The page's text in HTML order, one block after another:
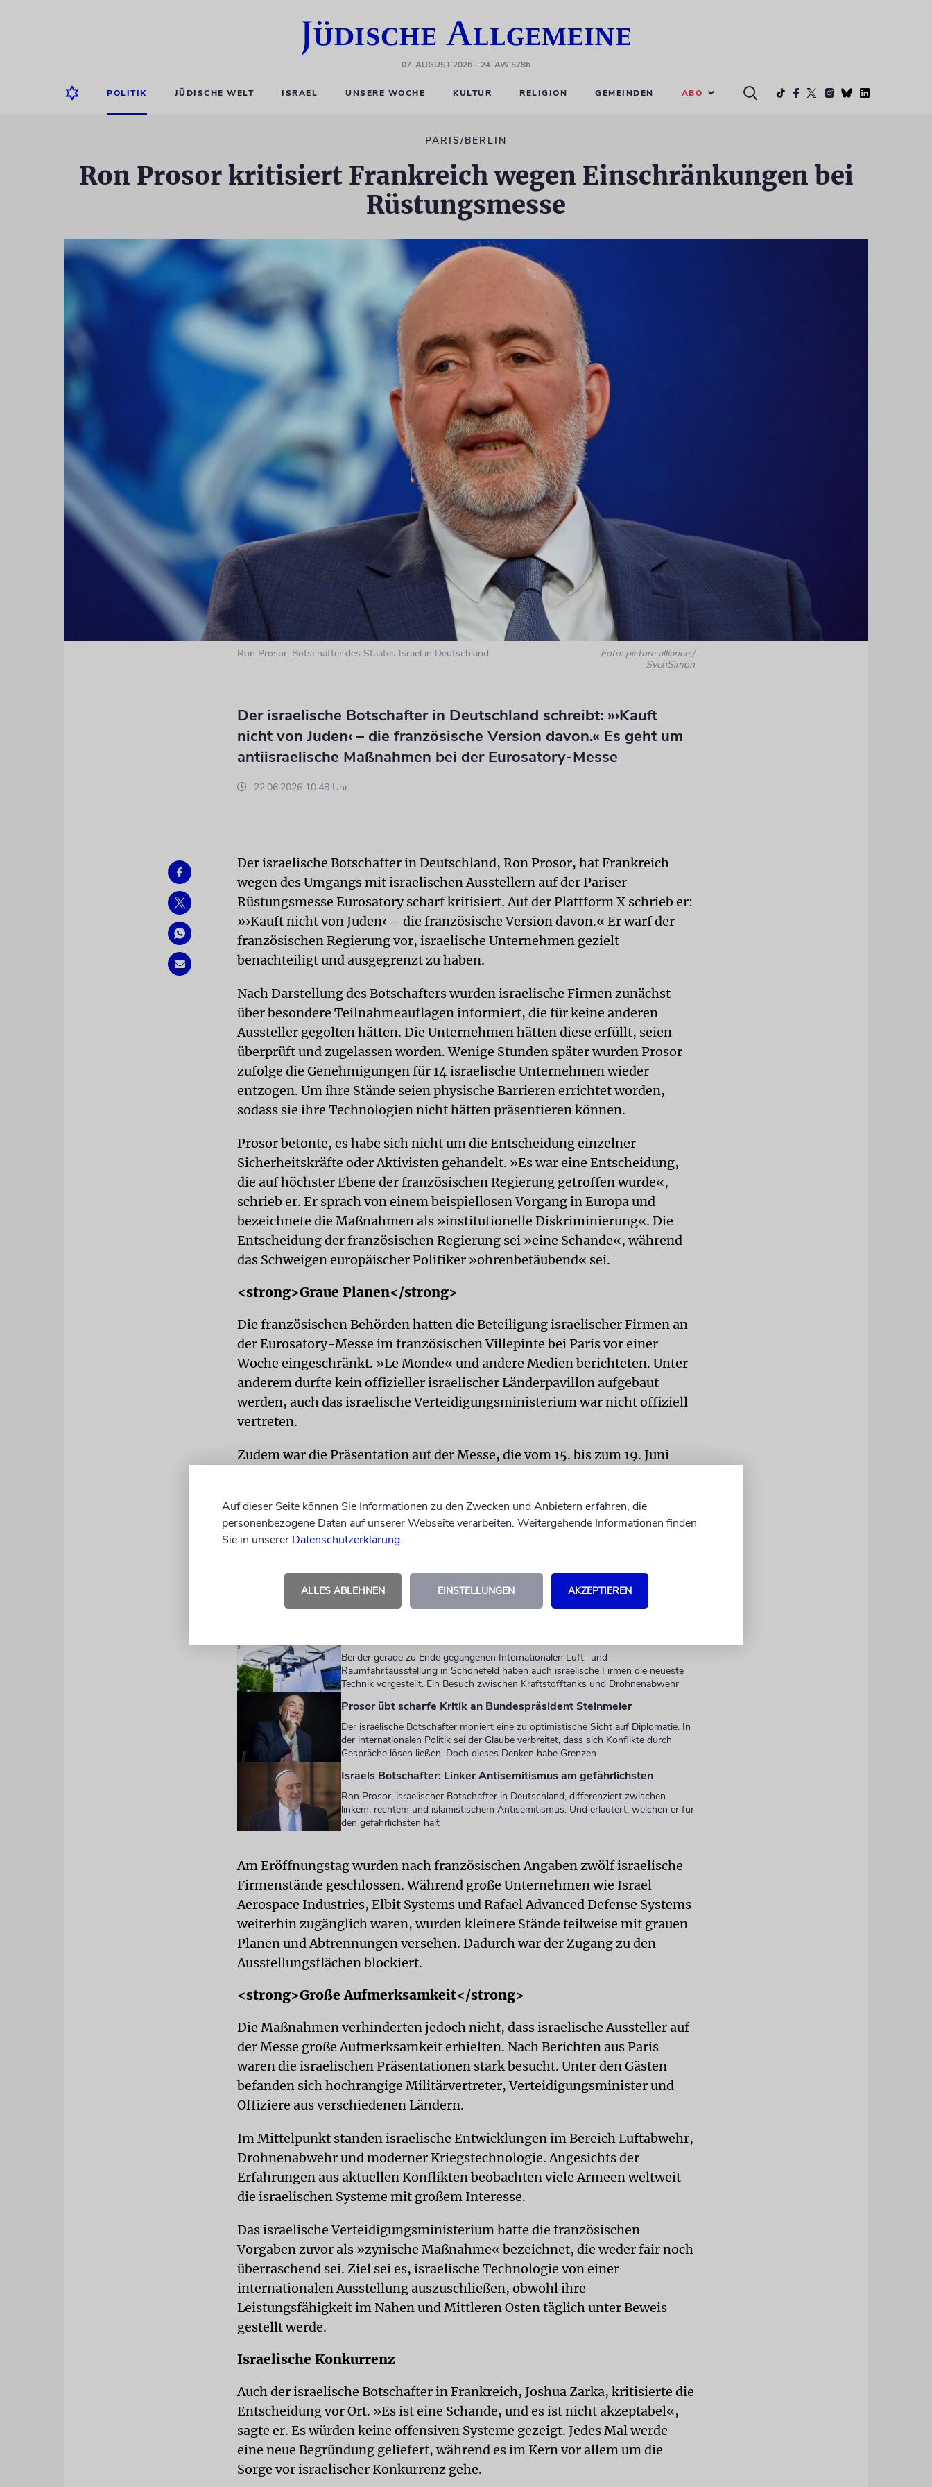
07. AUGUST 2026– 24. AW 5786
POLITIK JÜDISCHE WELT ISRAEL UNSERE WOCHE KULTUR RELIGION GEMEINDEN ABO
PARIS/BERLIN
Ron Prosor kritisiert Frankreich wegen Einschränkungen bei
Rüstungsmesse
Ron Prosor, Botschafter des Staates Israel in Deutschland
Foto: picture alliance /
SvenSimon
Der israelische Botschafter in Deutschland schreibt: »›Kauft
nicht von Juden‹ – die französische Version davon.« Es geht um
antiisraelische Maßnahmen bei der Eurosatory-Messe
22.06.2026 10:48 Uhr
Der israelische Botschafter in Deutschland, Ron Prosor, hat Frankreich
wegen des Umgangs mit israelischen Ausstellern auf der Pariser
Rüstungsmesse Eurosatory scharf kritisiert. Auf der Plattform X schrieb er:
»›Kauft nicht von Juden‹ – die französische Version davon.« Er warf der
französischen Regierung vor, israelische Unternehmen gezielt
benachteiligt und ausgegrenzt zu haben.
Nach Darstellung des Botschafters wurden israelische Firmen zunächst
über besondere Teilnahmeauflagen informiert, die für keine anderen
Aussteller gegolten hätten. Die Unternehmen hätten diese erfüllt, seien
überprüft und zugelassen worden. Wenige Stunden später wurden Prosor
zufolge die Genehmigungen für 14 israelische Unternehmen wieder
entzogen. Um ihre Stände seien physische Barrieren errichtet worden,
sodass sie ihre Technologien nicht hätten präsentieren können.
Prosor betonte, es habe sich nicht um die Entscheidung einzelner
Sicherheitskräfte oder Aktivisten gehandelt. »Es war eine Entscheidung,
die auf höchster Ebene der französischen Regierung getroffen wurde«,
schrieb er. Er sprach von einem beispiellosen Vorgang in Europa und
bezeichnete die Maßnahmen als »institutionelle Diskriminierung«. Die
Entscheidung der französischen Regierung sei »eine Schande«, während
das Schweigen europäischer Politiker »ohrenbetäubend« sei.
<strong>Graue Planen</strong>
Die französischen Behörden hatten die Beteiligung israelischer Firmen an
der Eurosatory-Messe im französischen Villepinte bei Paris vor einer
Woche eingeschränkt. »Le Monde« und andere Medien berichteten. Unter
anderem durfte kein offizieller israelischer Länderpavillon aufgebaut
werden, auch das israelische Verteidigungsministerium war nicht offiziell
vertreten.
Zudem war die Präsentation auf der Messe, die vom 15. bis zum 19. Juni
Waffensysteme durften nicht gezeigt werden. Die Messeorganisation
Coges Events erklärte, mehrere Stände seien wegen Verstößen gegen die
Bei der gerade zu Ende gegangenen Internationalen Luft- und
Raumfahrtausstellung in Schönefeld haben auch israelische Firmen die neueste
Technik vorgestellt. Ein Besuch zwischen Kraftstofftanks und Drohnenabwehr
Prosor übt scharfe Kritik an Bundespräsident Steinmeier
Der israelische Botschafter moniert eine zu optimistische Sicht auf Diplomatie. In
der internationalen Politik sei der Glaube verbreitet, dass sich Konflikte durch
Gespräche lösen ließen. Doch dieses Denken habe Grenzen
Israels Botschafter: Linker Antisemitismus am gefährlichsten
Ron Prosor, israelischer Botschafter in Deutschland, differenziert zwischen
linkem, rechtem und islamistischem Antisemitismus. Und erläutert, welchen er für
den gefährlichsten hält
Am Eröffnungstag wurden nach französischen Angaben zwölf israelische
Firmenstände geschlossen. Während große Unternehmen wie Israel
Aerospace Industries, Elbit Systems und Rafael Advanced Defense Systems
weiterhin zugänglich waren, wurden kleinere Stände teilweise mit grauen
Planen und Abtrennungen versehen. Dadurch war der Zugang zu den
Ausstellungsflächen blockiert.
<strong>Große Aufmerksamkeit</strong>
Die Maßnahmen verhinderten jedoch nicht, dass israelische Aussteller auf
der Messe große Aufmerksamkeit erhielten. Nach Berichten aus Paris
waren die israelischen Präsentationen stark besucht. Unter den Gästen
befanden sich hochrangige Militärvertreter, Verteidigungsminister und
Offiziere aus verschiedenen Ländern.
Im Mittelpunkt standen israelische Entwicklungen im Bereich Luftabwehr,
Drohnenabwehr und moderner Kriegstechnologie. Angesichts der
Erfahrungen aus aktuellen Konflikten beobachten viele Armeen weltweit
die israelischen Systeme mit großem Interesse.
Das israelische Verteidigungsministerium hatte die französischen
Vorgaben zuvor als »zynische Maßnahme« bezeichnet, die weder fair noch
überraschend sei. Ziel sei es, israelische Technologie von einer
internationalen Ausstellung auszuschließen, obwohl ihre
Leistungsfähigkeit im Nahen und Mittleren Osten täglich unter Beweis
gestellt werde.
Israelische Konkurrenz
Auch der israelische Botschafter in Frankreich, Joshua Zarka, kritisierte die
Entscheidung vor Ort. »Es ist eine Schande, und es ist nicht akzeptabel«,
sagte er. Es würden keine offensiven Systeme gezeigt. Jedes Mal werde
eine neue Begründung geliefert, während es im Kern vor allem um die
Sorge vor israelischer Konkurrenz gehe.
Auf dieser Seite können Sie Informationen zu den Zwecken und Anbietern erfahren, die
personenbezogene Daten auf unserer Webseite verarbeiten. Weitergehende Informationen finden
Sie in unserer Datenschutzerklärung.
ALLES ABLEHNEN EINSTELLUNGEN AKZEPTIEREN